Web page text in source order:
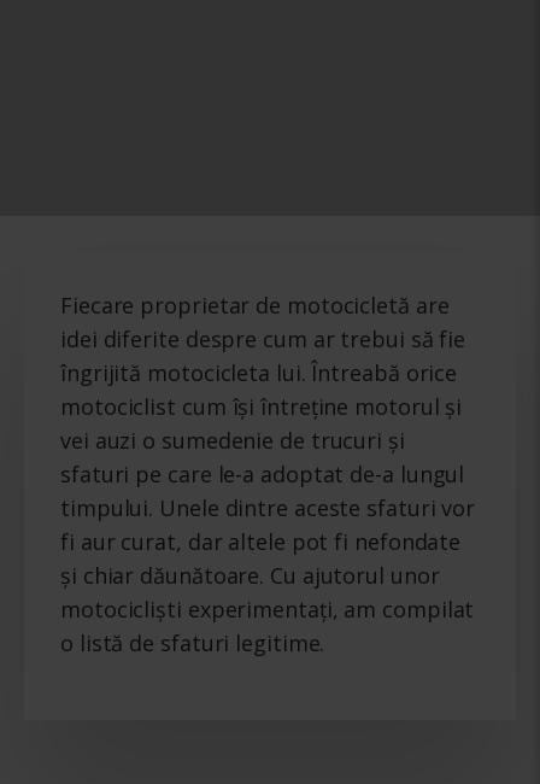
Fiecare proprietar de motocicletă are
idei diferite despre cum ar trebui să fie
îngrijită motocicleta lui. Întreabă orice
motociclist cum își întreține motorul și
vei auzi o sumedenie de trucuri și
sfaturi pe care le-a adoptat de-a lungul
timpului. Unele dintre aceste sfaturi vor
fi aur curat, dar altele pot fi nefondate
și chiar dăunătoare. Cu ajutorul unor
motocicliști experimentați, am compilat
o listă de sfaturi legitime.